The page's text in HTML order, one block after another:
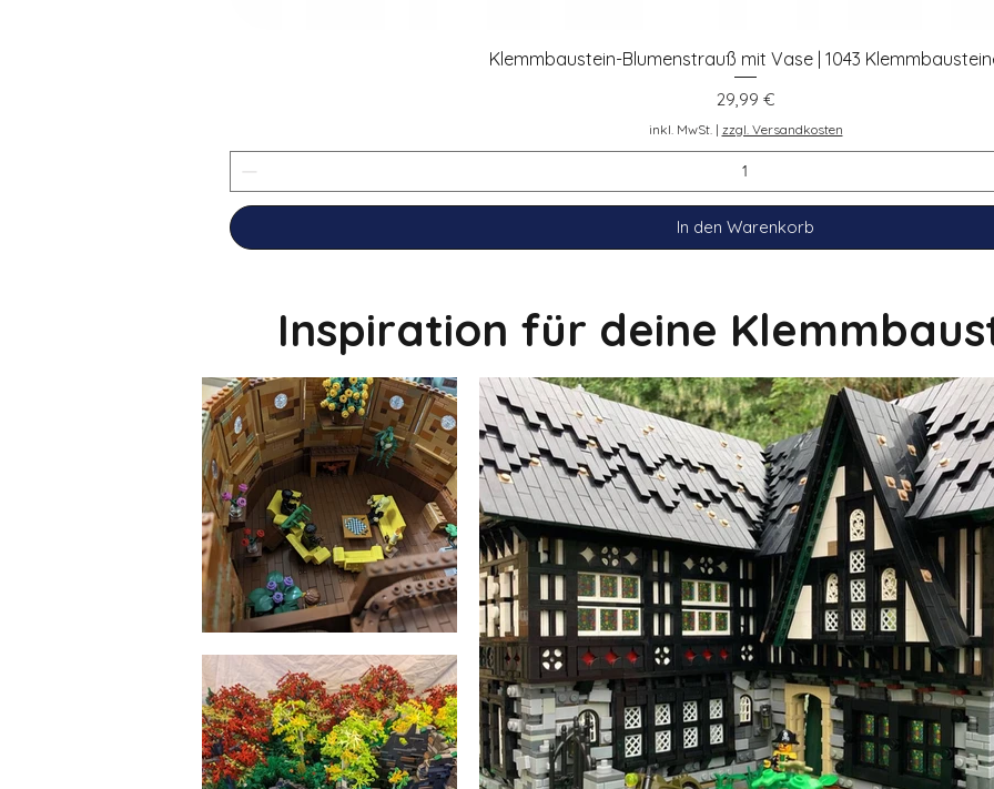
Schnellansicht
Klemmbaustein-Blumenstrauß mit Vase | 1043
Preis
29,99 €
inkl. MwSt. | zzgl. Versandkosten
In den Warenkorb
Inspiration für deine